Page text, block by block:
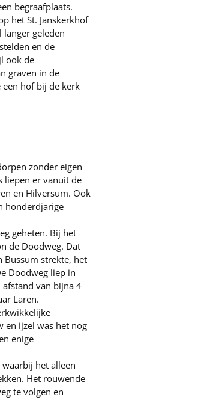
begraafplaats.
het St. Janskerkhof
geleden
en de
ook de
graven in de
hof bij de kerk
zonder eigen
liepen er vanuit de
en Hilversum. Ook
honderdjarige
geheten. Bij het
de Doodweg. Dat
strekte, het
Doodweg liep in
afstand van bijna 4
Laren.
en ijzel was het nog
enige
het alleen
Het rouwende
te volgen en